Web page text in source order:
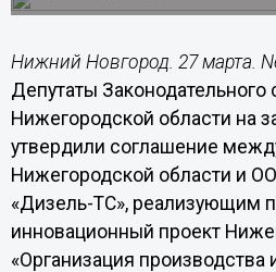
Нижний Новгород. 27 марта.
Депутаты Законодательного
Нижегородской области на
утвердили соглашение
Нижегородской области и
«Дизель-ТС», реализующим
инновационный проект
«Организация